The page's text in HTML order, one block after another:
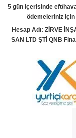
5 gün içerisinde eft/
ödemeleriniz için
Hesap Adı: ZİRVE
SAN LTD ŞTİ QNB